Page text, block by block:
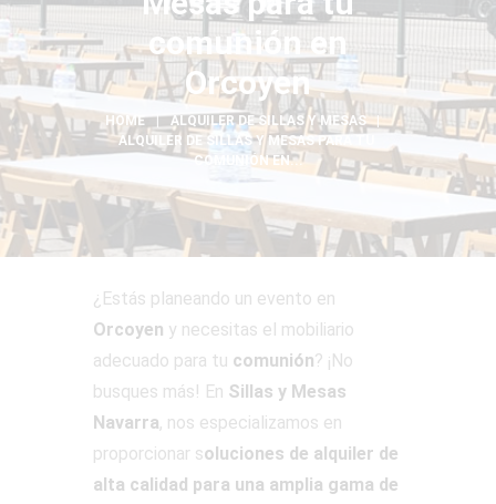
comunión en
Orcoyen
HOME
ALQUILER DE SILLAS Y MESAS
ALQUILER DE SILLAS Y MESAS PARA TU
COMUNIÓN EN...
¿Estás planeando un evento en
Orcoyen y necesitas el mobiliario
adecuado para tu comunión? ¡No
busques más! En Sillas y Mesas
Navarra, nos especializamos en
proporcionar soluciones de alquiler de
alta calidad para una amplia gama de